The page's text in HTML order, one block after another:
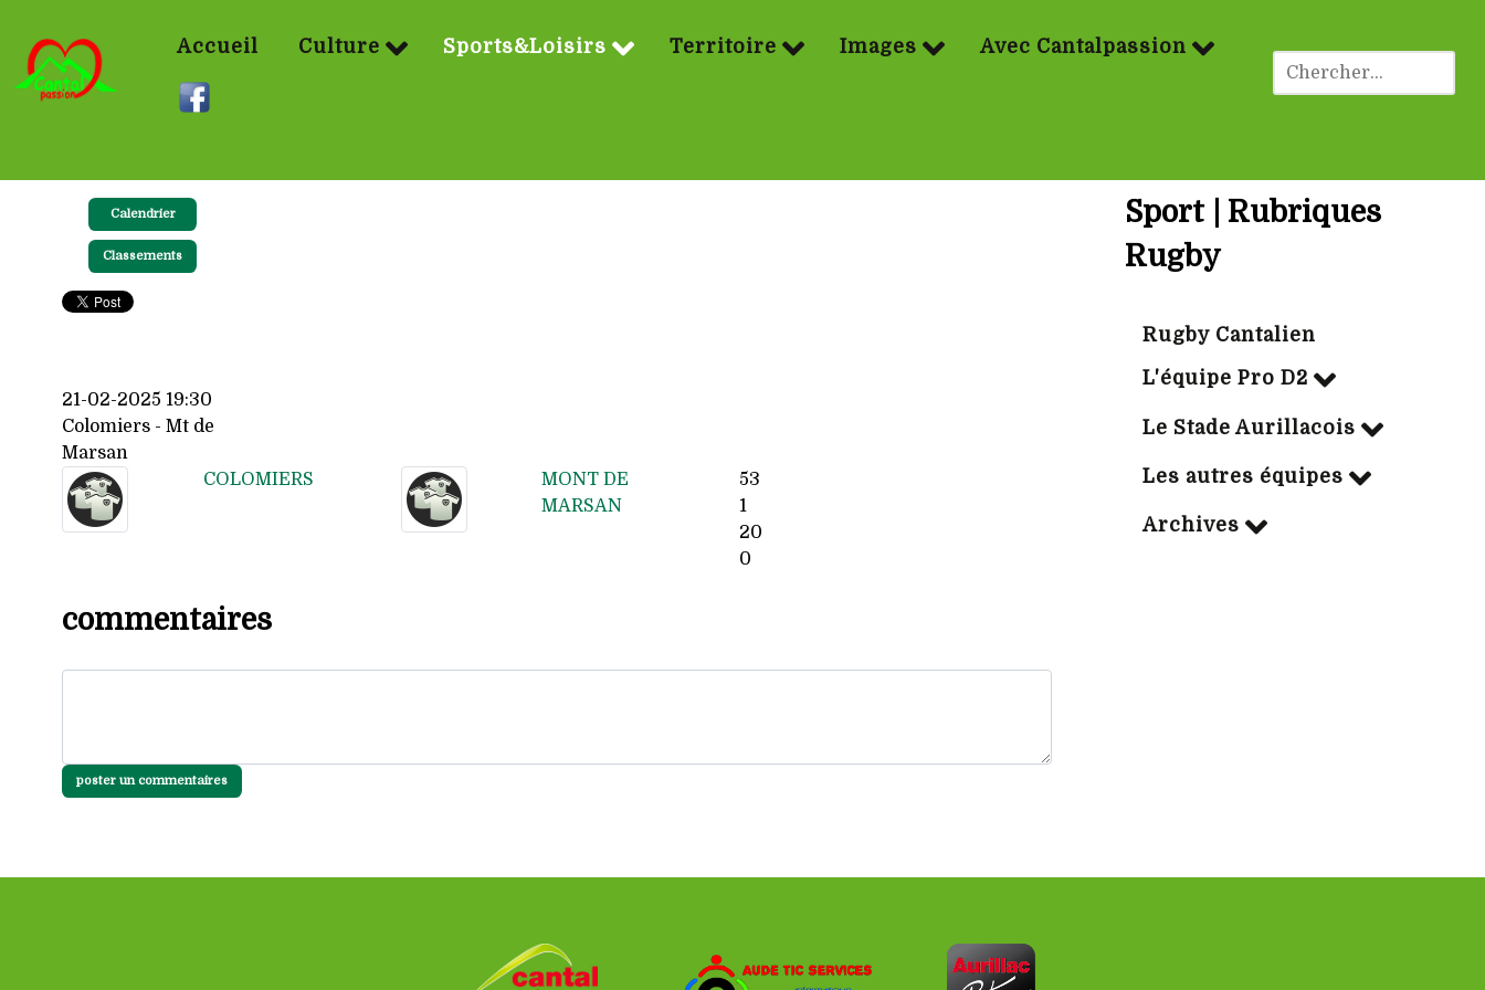
Accueil Culture Sports&Loisirs Territoire Images Avec Cantalpassion
Calendrier
Classements
21-02-2025 19:30
Colomiers - Mt de
Marsan
COLOMIERS
MONT DE
MARSAN
53
1
20
0
commentaires
poster un commentaires
Sport | Rubriques
Rugby
Rugby Cantalien
L'équipe Pro D2
Le Stade Aurillacois
Les autres équipes
Archives